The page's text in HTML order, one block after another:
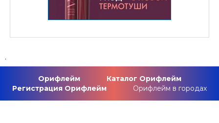
.
Орифлейм
Каталог Орифлейм
Регистрация Орифлейм
Орифлейм в городах